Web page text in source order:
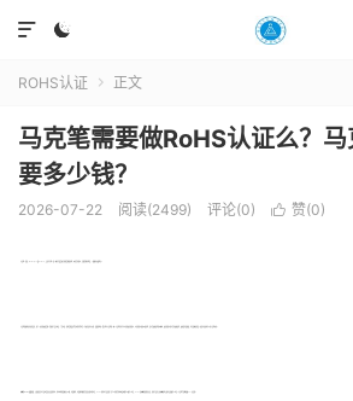


ROHS认证  正文
马克笔需要做RoHS认证么？
要多少钱？
2026-07-22 阅读(2499) 评论(0)  赞(0)